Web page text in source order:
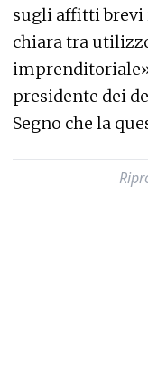
sugli affitti brevi
chiara tra
presidente dei
Segno che la